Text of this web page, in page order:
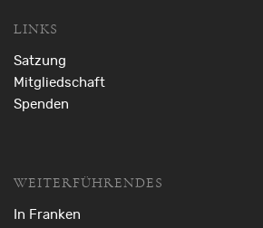
LINKS
Satzung
Mitgliedschaft
Spenden
WEITERFÜHRENDES
In Franken